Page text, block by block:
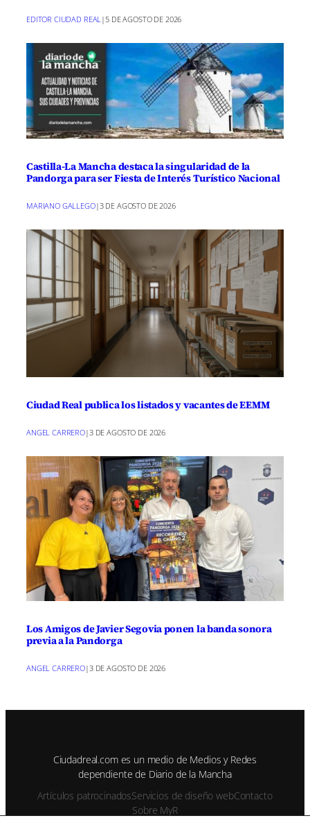
EDITOR CIUDAD REAL|5 DE AGOSTO DE 2026
Castilla-La Mancha destaca la singularidad de la
Pandorga para ser Fiesta de Interés Turístico Nacional
MARIANO GALLEGO|3 DE AGOSTO DE 2026
Ciudad Real publica los listados y vacantes de EEMM
ANGEL CARRERO|3 DE AGOSTO DE 2026
Los Amigos de Javier Segovia ponen la banda sonora
previa a la Pandorga
ANGEL CARRERO|3 DE AGOSTO DE 2026
Ciudadreal.com es un medio de Medios y Redes
dependiente de Diario de la Mancha
Artículos patrocinadosServicios de diseño webContacto
Sobre MyR